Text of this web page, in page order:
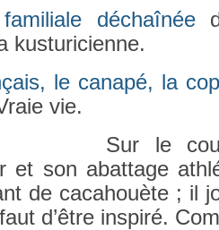
déchaînée
kus­turicien­ne.
le canapé, la
vie.
Sur le
et son ab­at­tage
de cacahouè­te ; il
d’être in­spiré.